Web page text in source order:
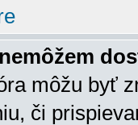
môžu byť
či